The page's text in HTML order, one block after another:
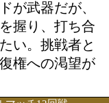
イ級
12回戦
ルシア ペレ